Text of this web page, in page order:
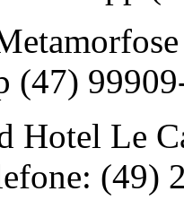
(47)
Hotel Le
(49)